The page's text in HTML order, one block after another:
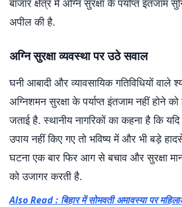
बाजार क्षेत्र में अग्नि सुरक्षा के पर्याप्त इंतजाम
अपील की है.
अग्नि सुरक्षा व्यवस्था पर उठे सवाल
घनी आबादी और व्यावसायिक गतिविधियों वाले
अग्निशमन सुरक्षा के पर्याप्त इंतजाम नहीं होने
जताई है. स्थानीय नागरिकों का कहना है कि
उपाय नहीं किए गए तो भविष्य में और भी बड़े
घटना एक बार फिर आग से बचाव और सुरक्षा
को उजागर करती है.
Also Read : बिहार में सोमवती अमावस्या पर